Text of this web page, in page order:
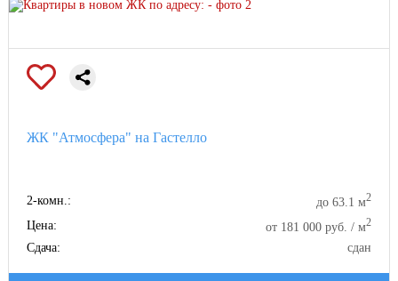
ЖК "Атмосфера" на Гастелло
2-комн.: до 63.1 м2
Цена: от 181 000 руб. / м2
Сдача: сдан